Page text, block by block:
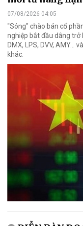
07/08/2026 04:05
"Sóng" chào bán cổ
nghiệp bắt đầu dâng trở
DMX, LPS, DVV, AMY...
khác.